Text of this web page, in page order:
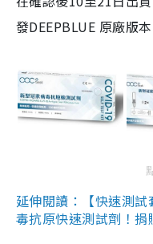
發DEEPBLUE 原廠版本
延伸閱讀：【快速測
毒抗原快速測試劑！